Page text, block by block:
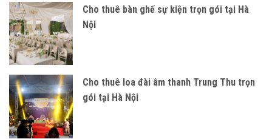
Cho thuê bàn ghế sự kiện trọn gói tại Hà
Nội
Cho thuê loa đài âm thanh Trung Thu trọn
gói tại Hà Nội